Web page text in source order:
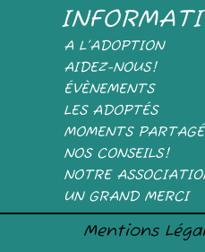
A L’ADOPTION
AIDEZ-NOUS!
ÉVÈNEMENTS
LES ADOPTÉS
MOMENTS
NOS CONSEILS!
NOTRE
UN GRAND MERCI
Mentions